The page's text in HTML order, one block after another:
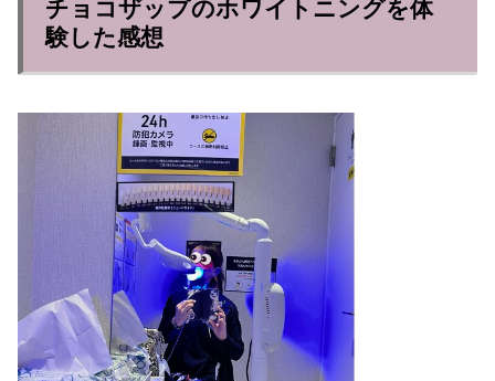
チョコザップのホワイトニングを体
験した感想